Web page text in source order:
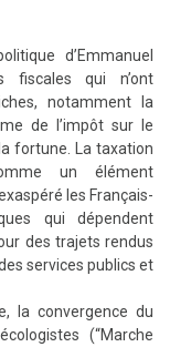
d’Emmanuel
fiscales qui n’ont
notamment la
de l’impôt sur le
fortune. La taxation
un élément
les Français-
qui dépendent
des trajets rendus
services publics et
la convergence du
(“Marche